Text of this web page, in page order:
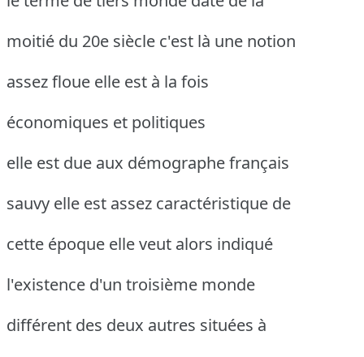
moitié du 20e siècle c'est là une notion
assez floue elle est à la fois
économiques et politiques
elle est due aux démographe français
sauvy elle est assez caractéristique de
cette époque elle veut alors indiqué
l'existence d'un troisième monde
différent des deux autres situées à